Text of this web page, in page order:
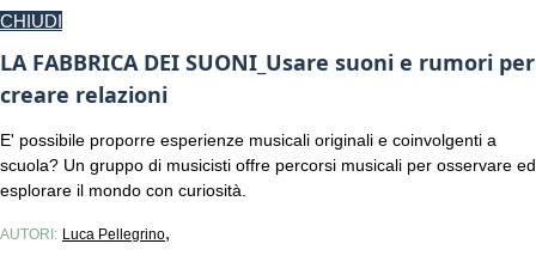
CHIUDI
LA FABBRICA DEI SUONI_Usare suoni e rumori per
creare relazioni
E' possibile proporre esperienze musicali originali e coinvolgenti a
scuola? Un gruppo di musicisti offre percorsi musicali per osservare ed
esplorare il mondo con curiosità.
AUTORI: Luca Pellegrino,